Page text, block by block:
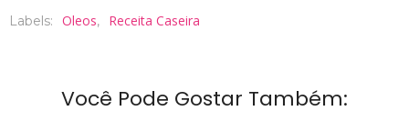
Labels: Oleos, Receita Caseira
Você Pode Gostar Também: